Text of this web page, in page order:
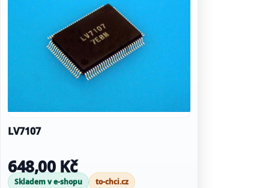
LV7107
648,00 Kč
Skladem v e-shopu to-chci.cz